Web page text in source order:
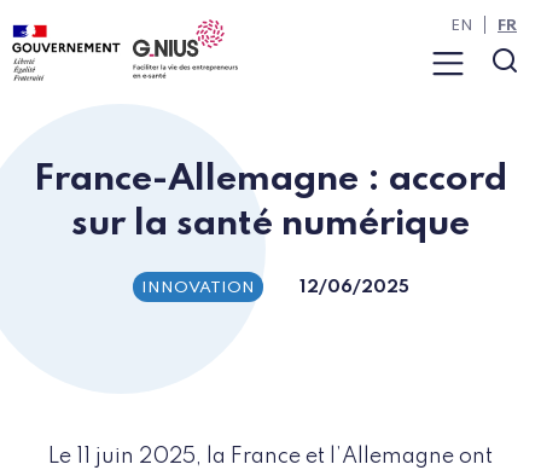
Panneau de gestion des cookies
Aller au contenu
Aller à la navigation
Menu
EN FR
France-Allemagne : accord
sur la santé numérique
INNOVATION 12/06/2025
Le 11 juin 2025, la France et l’Allemagne ont